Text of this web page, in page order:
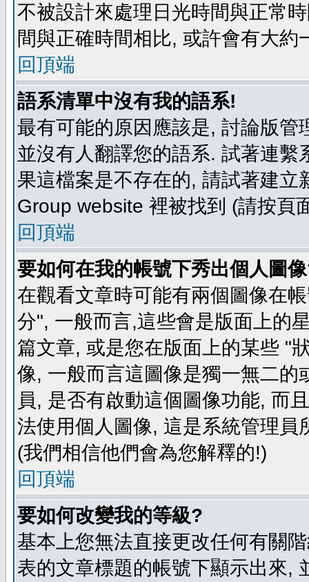
不被設計來處理日光時間與正常
間與正確時間相比, 或許會有大約
回頂端
語系清單中沒有我的語系!
最有可能的原因應該是, 討論版
並沒有人翻譯您的語系. 試著連
果這檔案是不存在的, 請試著建
Group website 裡被找到 (請按頁
回頂端
要如何在我的帳號下秀出個人圖
在觀看文章時可能有兩個圖像在
分", 一般而言,這些會是版面上的
篇文章, 或是您在版面上的某些 "
像, 一般而言這圖像是獨一無二
員, 是否有啟動這個圖像功能, 而
法使用個人圖像, 這是系統管理
(我們相信他們會為您解釋的!)
回頂端
要如何改變我的等級?
基本上您無法直接更改任何有關
表的文章標題的帳號下顯示出來,